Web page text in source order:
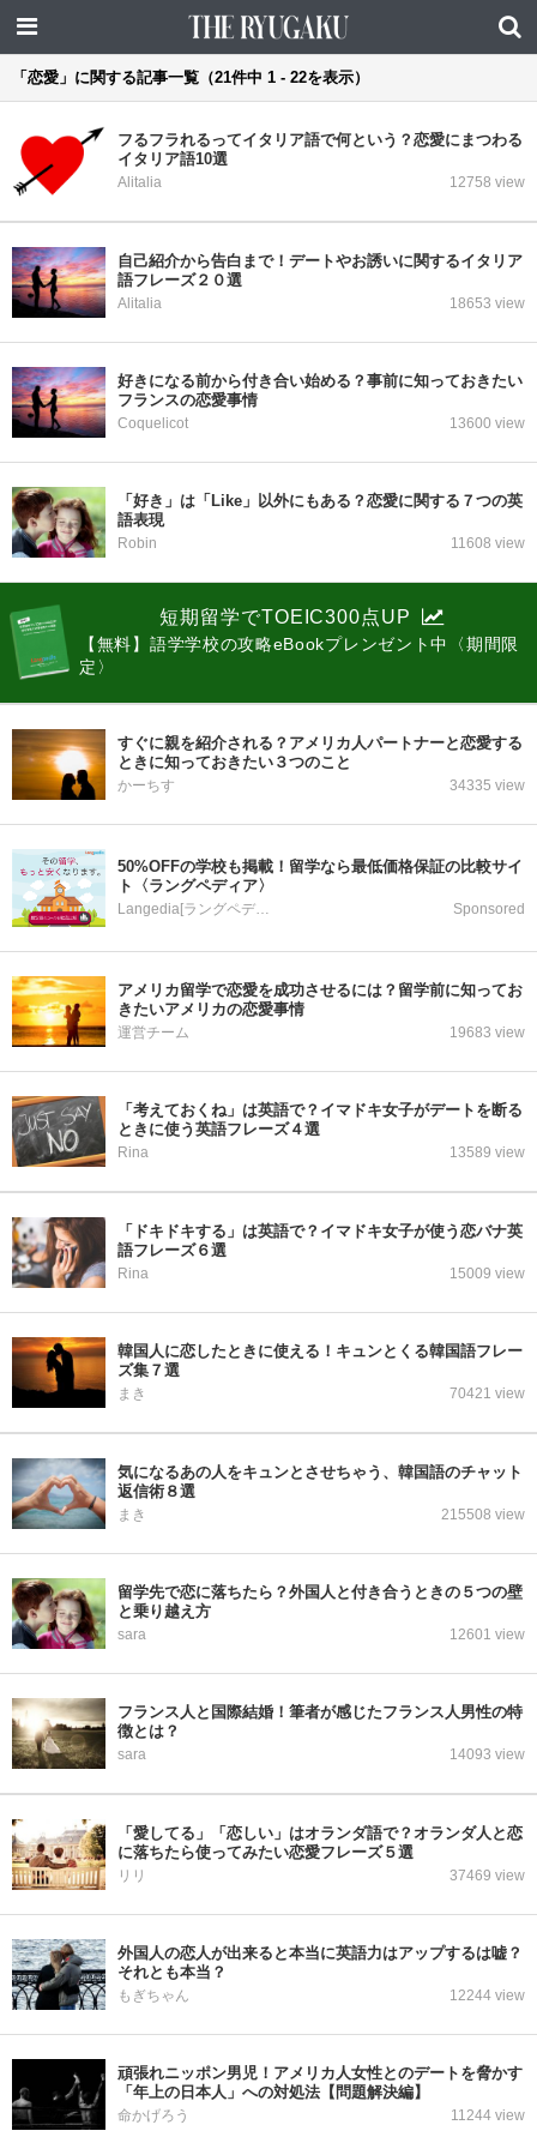
「恋愛」に関する記事一覧（21件中 1 - 22を表示）
フるフラれるってイタリア語で何という？恋愛にまつわる
イタリア語10選
Alitalia 12758 view
自己紹介から告白まで！デートやお誘いに関するイタリア
語フレーズ２０選
Alitalia 18653 view
好きになる前から付き合い始める？事前に知っておきたい
フランスの恋愛事情
Coquelicot 13600 view
「好き」は「Like」以外にもある？恋愛に関する７つの英
語表現
Robin 11608 view
短期留学でTOEIC300点UP
【無料】語学学校の攻略eBookプレンゼント中〈期間限
定〉
すぐに親を紹介される？アメリカ人パートナーと恋愛する
ときに知っておきたい３つのこと
かーちす 34335 view
50%OFFの学校も掲載！留学なら最低価格保証の比較サイ
ト〈ラングペディア〉
Langedia[ラングペディア] Sponsored
アメリカ留学で恋愛を成功させるには？留学前に知ってお
きたいアメリカの恋愛事情
運営チーム 19683 view
「考えておくね」は英語で？イマドキ女子がデートを断る
ときに使う英語フレーズ４選
Rina 13589 view
「ドキドキする」は英語で？イマドキ女子が使う恋バナ英
語フレーズ６選
Rina 15009 view
韓国人に恋したときに使える！キュンとくる韓国語フレー
ズ集７選
まき 70421 view
気になるあの人をキュンとさせちゃう、韓国語のチャット
返信術８選
まき 215508 view
留学先で恋に落ちたら？外国人と付き合うときの５つの壁
と乗り越え方
sara 12601 view
フランス人と国際結婚！筆者が感じたフランス人男性の特
徴とは？
sara 14093 view
「愛してる」「恋しい」はオランダ語で？オランダ人と恋
に落ちたら使ってみたい恋愛フレーズ５選
リリ 37469 view
外国人の恋人が出来ると本当に英語力はアップするは嘘？
それとも本当？
もぎちゃん 12244 view
頑張れニッポン男児！アメリカ人女性とのデートを脅かす
「年上の日本人」への対処法【問題解決編】
命かげろう 11244 view